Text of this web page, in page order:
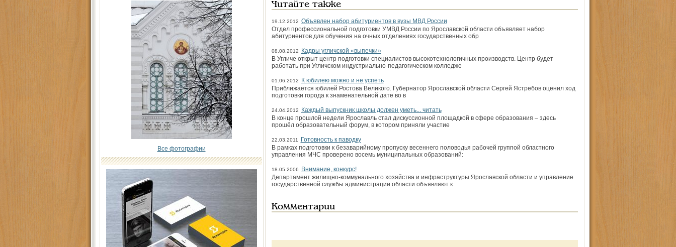
Все фотографии
Читайте также
19.12.2012 Объявлен набор абитуриентов в вузы МВД России
Отдел профессиональной подготовки УМВД России по Ярославской области объявляет набор
абитуриентов для обучения на очных отделениях государственных обр
08.08.2012
Кадры угличской «выпечки»
В Угличе открыт центр подготовки специалистов высокотехнологичных производств. Центр будет
работать при Угличском индустриально-педагогическом колледже
01.06.2012
К юбилею можно и не успеть
Приближается юбилей Росто­ва Великого. Губернатор Ярославской области Сергей Ястребов оценил ход
подготовки города к знаменательной дате во в
24.04.2012
Каждый выпускник школы должен уметь... читать
В конце прошлой недели Ярославль стал дискуссионной площадкой в сфере образования – здесь
прошёл образовательный форум, в котором приняли участие
22.03.2011
Готовность к паводку
В рамках подготовки к безаварийному пропуску весеннего половодья рабочей группой областного
управления МЧС проверено восемь муниципальных образований:
18.05.2006
Внимание, конкурс!
Департамент жилищно-коммунального хозяйства и инфраструктуры Ярославской области и управление
государственной службы администрации области объявляют к
Комментарии